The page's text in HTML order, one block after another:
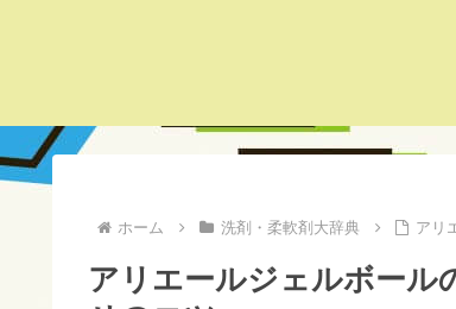
ホーム 洗剤・柔軟剤大辞典 アリ
アリエールジェルボール